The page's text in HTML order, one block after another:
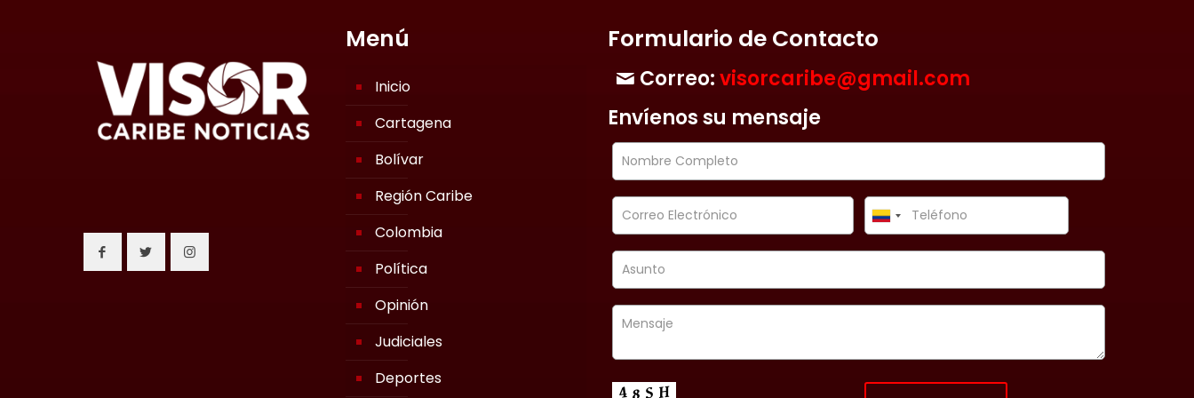
Menú
Inicio
Cartagena
Bolívar
Región Caribe
Colombia
Política
Opinión
Judiciales
Deportes
Formulario de Contacto
Correo:visorcaribe@gmail.com
Envíenos su mensaje